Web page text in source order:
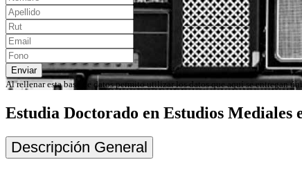
Enviar
Al rellenar esta base de datos permito utilizar los datos que aquí se entregan
Estudia Doctorado en Estudios Mediales
Descripción General